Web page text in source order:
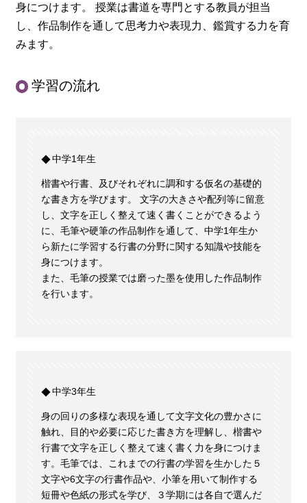
身につけます。 授業は書道を専門とする教員が担当
し、作品制作を通して思考力や表現力、鑑賞する力を育
みます。
学習の流れ
中学1年生
楷書や行書、及びそれぞれに調和する仮名の基礎的
な書き方を学びます。 文字の大きさや配列等に留意
し、文字を正しく整えて速く書くことができるよう
に、毛筆や硬筆の作品制作を通して、中学1年生か
ら新たに学習する行書の分野に関する知識や技能を
身につけます。
また、毛筆の授業では磨った墨を使用した作品制作
を行います。
中学3年生
身の回りの多様な表現を通して文字文化の豊かさに
触れ、目的や必要に応じた書き方を理解し、楷書や
行書で文字を正しく整えて速く書く力を身につけま
す。毛筆では、これまでの行書の学習を生かした５
文字や6文字の行書作品や、小筆を用いて制作する
短冊や色紙の形式を学び、３学期には各自で選んだ